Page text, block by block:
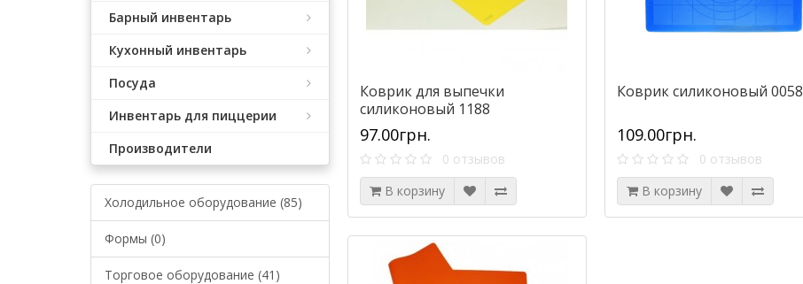
Барный инвентарь
Кухонный инвентарь
Посуда
Инвентарь для пиццерии
Производители
Холодильное оборудование (85)
Формы (0)
Торговое оборудование (41)
Ковpик для выпечки
силиконовый 1188
97.00грн.
0 отзывов
В корзину
Коврик силиконовый 0058
109.00грн.
0 отзывов
В корзину